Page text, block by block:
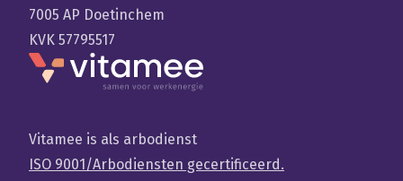
7005 AP Doetinchem
KVK 57795517
Vitamee is als arbodienst
ISO 9001/Arbodiensten gecertificeerd.